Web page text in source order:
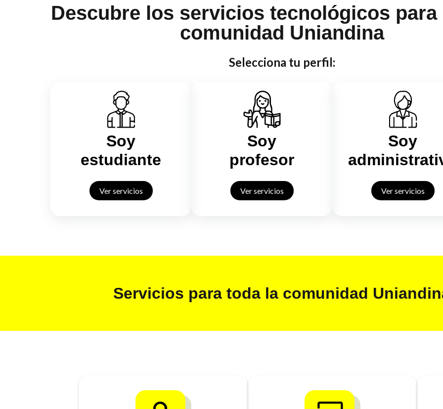
Descubre los servicios tecnológicos para
comunidad Uniandina
Selecciona tu perfil:
Soy
estudiante
Ver servicios
Soy
profesor
Ver servicios
Soy
Ver servicios
Servicios para toda la comunidad